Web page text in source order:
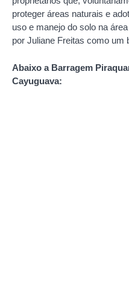
proteger áreas naturais e
uso e manejo do solo na
por Juliane Freitas como um
Abaixo a Barragem
Cayuguava: